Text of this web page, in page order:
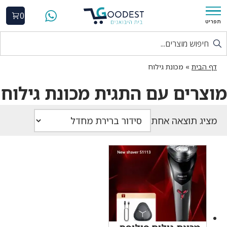
תפריט
0
דף הבית » מכונת גילוח
מוצרים עם התגית מכונת גילוח
מציג תוצאה אחת